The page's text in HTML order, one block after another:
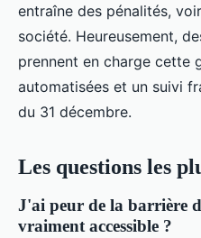
entraîne des pénalités,
société. Heureusement,
prennent en charge cette
automatisées et un suivi
du 31 décembre.
Les questions les
J'ai peur de la barrière
vraiment accessible ?